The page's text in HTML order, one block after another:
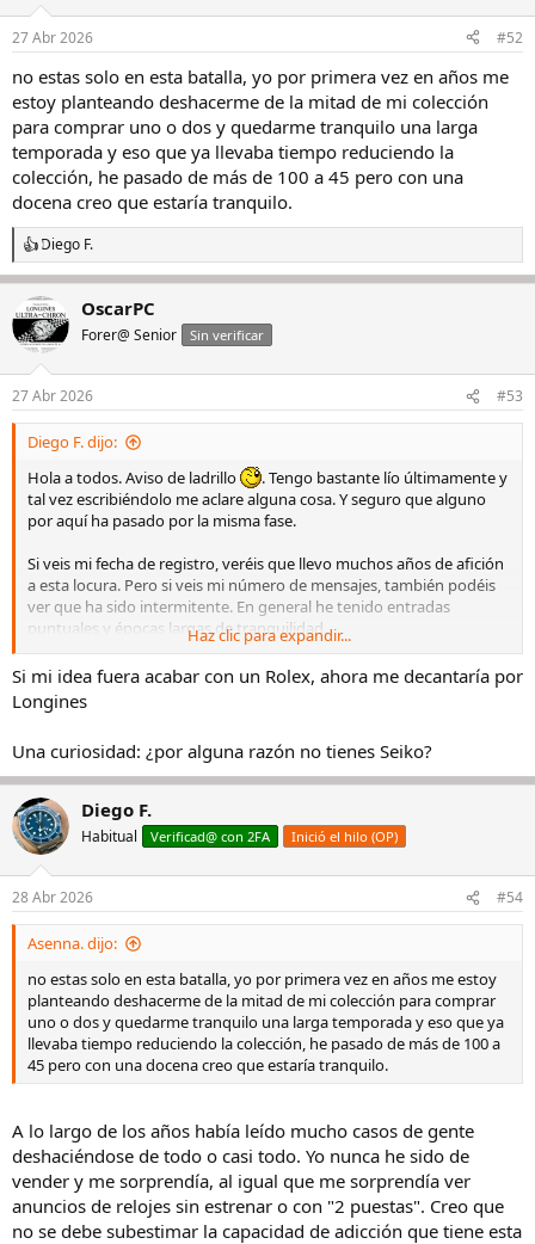
e
:
27 Abr 2026 #52
no estas solo en esta batalla, yo por primera vez en años me
estoy planteando deshacerme de la mitad de mi colección
para comprar uno o dos y quedarme tranquilo una larga
temporada y eso que ya llevaba tiempo reduciendo la
colección, he pasado de más de 100 a 45 pero con una
docena creo que estaría tranquilo.
R
e
a
c
c
i
e
s
Diego F.
OscarPC
Forer@ Senior Sin verificar
27 Abr 2026 #53
Diego F. dijo:
Hola a todos. Aviso de ladrillo
. Tengo bastante lío últimamente y
tal vez escribiéndolo me aclare alguna cosa. Y seguro que alguno
por aquí ha pasado por la misma fase.
Si veis mi fecha de registro, veréis que llevo muchos años de afición
a esta locura. Pero si veis mi número de mensajes, también podéis
ver que ha sido intermitente. En general he tenido entradas
puntuales y épocas largas de tranquilidad.
En los últimos meses, me ha entrado la locura y he puesto mi
colección patas arriba.
Para situarnos, os pongo una foto de lo que tengo ahora:
Descripción rápida:
Caja de suizos:
Longines Dolce Vita
de mi afición. Lo tengo desde 2006.
-Breitling Navitimer.Comprado en 2015 a un forero tras salida de
un Speedmaster que tuve desde 2009 hasta poco antes de comprar
el Navitimer. Estoy pensando si venderlo.
-Cartier Santos Titanio. Muy reciente. De finales de Febrero. Una
compra un poco loca. Llevaba desde Octubre en lista para un Rolex
y durante la espera viendo otras cosas, me probé algún Cartier y
decidí borrarme de la lista de Rolex tras cambiar de Oyster
Perpetual a DateJust y luego a Explorer I.
-Tissot PRX35mm en cuarzo. Me apetecía algo muy dorado sin
y algo diferente al resto.
-Certina New Artde los años 70. Era el reloj de mi abuelo. Tras 28
años en un cajón lo encontré y lo llevé a restaurar.
Caja de otros relojes:
- Stowa Marine40mm. Este lo compré en 2019 y lo configuré con
Haz clic para expandir...
Si mi idea fuera acabar con un Rolex, ahora me decantaría por
Longines
Una curiosidad: ¿por alguna razón no tienes Seiko?
Diego F.
Habitual Verificad@ con 2FA Inició el hilo (OP)
28 Abr 2026 #54
Asenna. dijo:
no estas solo en esta batalla, yo por primera vez en años me estoy
planteando deshacerme de la mitad de mi colección para comprar
uno o dos y quedarme tranquilo una larga temporada y eso que ya
llevaba tiempo reduciendo la colección, he pasado de más de 100 a
45 pero con una docena creo que estaría tranquilo.
A lo largo de los años había leído mucho casos de gente
deshaciéndose de todo o casi todo. Yo nunca he sido de
vender y me sorprendía, al igual que me sorprendía ver
anuncios de relojes sin estrenar o con "2 puestas". Creo que
no se debe subestimar la capacidad de adicción que tiene esta